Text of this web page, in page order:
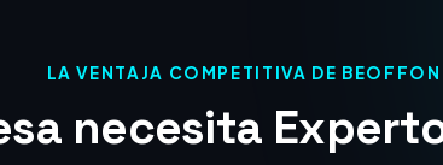
LA VENTAJA COMPETITIVA DE BEOFFON